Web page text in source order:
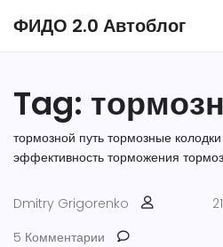
ФИДО 2.0 Автоблог
Tag:
тормозной путь тормозные колодки
эффективность торможения
Dmitry Grigorenko
5 Комментарии